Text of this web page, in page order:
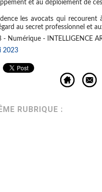
et au déploiement de
les avocats qui recourent
au secret professionnel et
Numérique - INTELLIGENCE
2023
RUBRIQUE :